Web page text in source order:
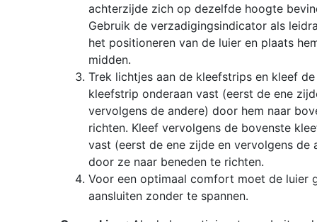
achterzijde zich op dezelfde hoogte
Gebruik de verzadigingsindicator als
het positioneren van de luier en plaats
midden.
Trek lichtjes aan de kleefstrips en kleef de
kleefstrip onderaan vast (eerst de ene
vervolgens de andere) door hem naar
richten. Kleef vervolgens de bovenste
vast (eerst de ene zijde en vervolgens de
door ze naar beneden te richten.
Voor een optimaal comfort moet de luier
aansluiten zonder te spannen.